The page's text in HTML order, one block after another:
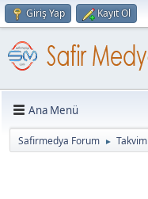
Giriş Yap Kayıt Ol
Ana Menü
Safirmedya Forum ► Takvim